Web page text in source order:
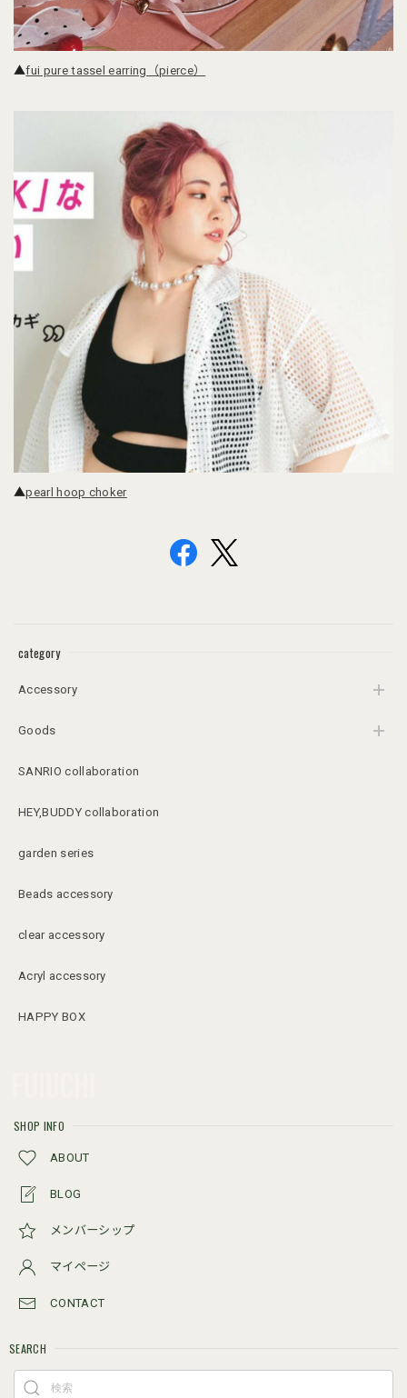
▲fui pure tassel earring（pierce）
▲pearl hoop choker
category
Accessory
Goods
SANRIO collaboration
HEY,BUDDY collaboration
garden series
Beads accessory
clear accessory
Acryl accessory
HAPPY BOX
SHOP INFO
ABOUT
BLOG
メンバーシップ
マイページ
CONTACT
SEARCH